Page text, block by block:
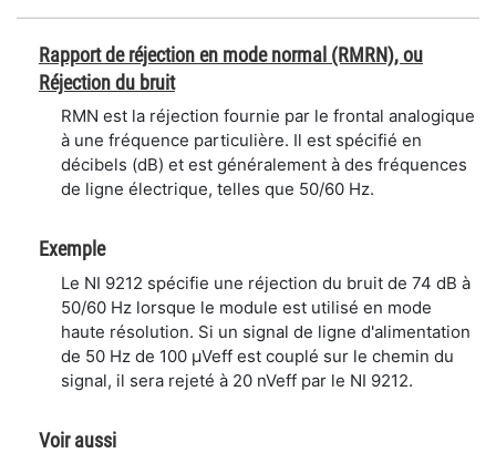
Rapport de réjection en mode normal (RMRN), ou
Réjection du bruit
RMN est la réjection fournie par le frontal analogique
à une fréquence particulière. Il est spécifié en
décibels (dB) et est généralement à des fréquences
de ligne électrique, telles que 50/60 Hz.
Exemple
Le NI 9212 spécifie une réjection du bruit de 74 dB à
50/60 Hz lorsque le module est utilisé en mode
haute résolution. Si un signal de ligne d'alimentation
de 50 Hz de 100 μVeff est couplé sur le chemin du
signal, il sera rejeté à 20 nVeff par le NI 9212.
Voir aussi